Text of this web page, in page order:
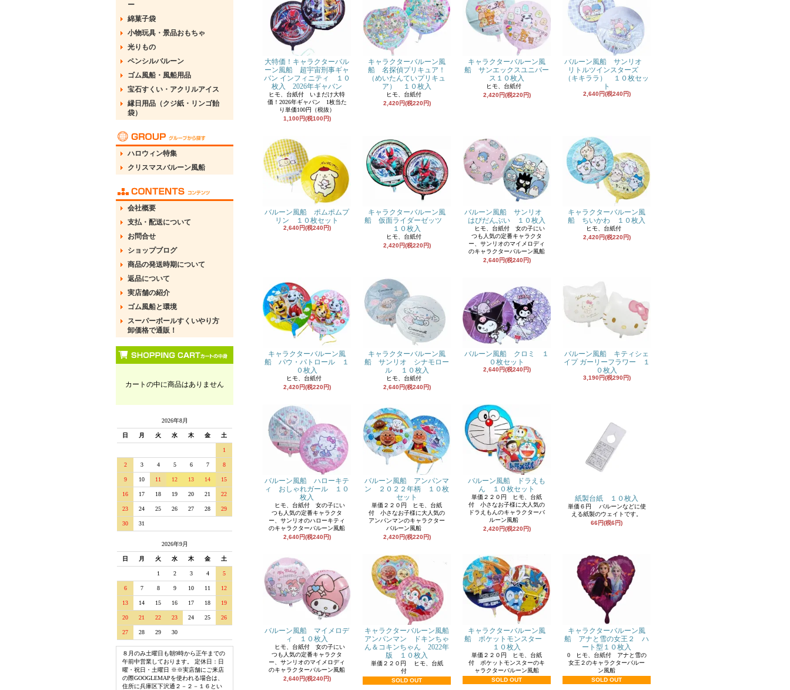
ー
綿菓子袋
小物玩具・景品おもちゃ
光りもの
ペンシルバルーン
ゴム風船・風船用品
宝石すくい・アクリルアイス
縁日用品（クジ紙・リンゴ飴
袋）
ハロウィン特集
クリスマスバルーン風船
会社概要
支払・配送について
お問合せ
ショップブログ
商品の発送時期について
返品について
実店舗の紹介
ゴム風船と環境
スーパーボールすくいやり方
卸価格で通販！
カートの中に商品はありません
2026年8月
日 月 火 水 木 金 土
1
2 3 4 5 6 7 8
9 10 11 12 13 14 15
16 17 18 19 20 21 22
23 24 25 26 27 28 29
30 31
2026年9月
日 月 火 水 木 金 土
1 2 3 4 5
6 7 8 9 10 11 12
13 14 15 16 17 18 19
20 21 22 23 24 25 26
27 28 29 30
８月のみ土曜日も朝9時から正午までの
午前中営業しております。 定休日：日
曜・祝日・土曜日 ※※実店舗にご来店
の際GOOGLEMAPを使われる場合は、
住所に兵庫区下沢通２－２－１６とい
大特価！キャラクターバル
ーン風船 超宇宙刑事ギャ
バン インフィニティ １０
枚入 2026年ギャバン
ヒモ、台紙付 いまだけ大特
価！2026年ギャバン 1枚当た
り単価100円（税抜）
1,100円(税100円)
キャラクターバルーン風
船 名探偵プリキュア！
（めいたんていプリキュ
ア） １０枚入
ヒモ、台紙付
2,420円(税220円)
キャラクターバルーン風
船 サンエックスユニバー
ス１０枚入
ヒモ、台紙付
2,420円(税220円)
バルーン風船 サンリオ
リトルツインスターズ
（キキララ） １０枚セッ
ト
2,640円(税240円)
バルーン風船 ポムポムプ
リン １０枚セット
2,640円(税240円)
キャラクターバルーン風
船 仮面ライダーゼッツ
１０枚入
ヒモ、台紙付
2,420円(税220円)
バルーン風船 サンリオ
はぴだんぶい １０枚入
ヒモ、台紙付 女の子にい
つも人気の定番キャラクタ
ー、サンリオのマイメロディ
のキャラクターバルーン風船
2,640円(税240円)
キャラクターバルーン風
船 ちいかわ １０枚入
ヒモ、台紙付
2,420円(税220円)
キャラクターバルーン風
船 パウ・パトロール １
０枚入
ヒモ、台紙付
2,420円(税220円)
キャラクターバルーン風
船 サンリオ シナモロー
ル １０枚入
ヒモ、台紙付
2,640円(税240円)
バルーン風船 クロミ １
０枚セット
2,640円(税240円)
バルーン風船 キティシェ
イプ ガーリーフラワー １
０枚入
3,190円(税290円)
バルーン風船 ハローキテ
ィ おしゃれガール １０
枚入
ヒモ、台紙付 女の子にい
つも人気の定番キャラクタ
ー、サンリオのハローキティ
のキャラクターバルーン風船
2,640円(税240円)
バルーン風船 アンパンマ
ン ２０２２年柄 １０枚
セット
単価２２０円 ヒモ、台紙
付 小さなお子様に大人気の
アンパンマンのキャラクター
バルーン風船
2,420円(税220円)
バルーン風船 ドラえも
ん １０枚セット
単価２２０円 ヒモ、台紙
付 小さなお子様に大人気の
ドラえもんのキャラクターバ
ルーン風船
2,420円(税220円)
紙製台紙 １０枚入
単価６円 バルーンなどに使
える紙製のウェイトです。
66円(税6円)
バルーン風船 マイメロデ
ィ １０枚入
ヒモ、台紙付 女の子にい
つも人気の定番キャラクタ
ー、サンリオのマイメロディ
のキャラクターバルーン風船
2,640円(税240円)
キャラクターバルーン風船
アンパンマン ドキンちゃ
ん＆コキンちゃん 2022年
版 １０枚入
単価２２０円 ヒモ、台紙
付
SOLD OUT
キャラクターバルーン風
船 ポケットモンスター
１０枚入
単価２２０円 ヒモ、台紙
付 ポケットモンスターのキ
ャラクターバルーン風船
SOLD OUT
キャラクターバルーン風
船 アナと雪の女王２ ハ
ート型１０枚入
0 ヒモ、台紙付 アナと雪の
女王２のキャラクターバルー
ン風船
SOLD OUT